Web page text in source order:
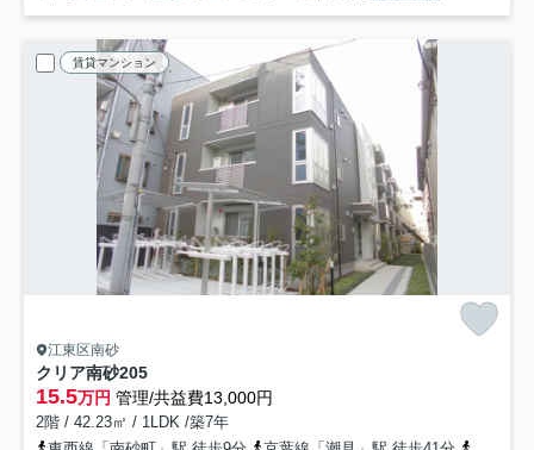
賃貸マンション
江東区南砂
クリア南砂205
15.5万円 管理/共益費13,000円
2階 / 42.23㎡ / 1LDK /築7年